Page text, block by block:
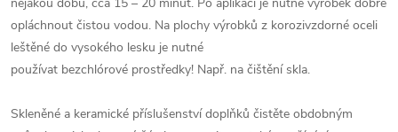
opláchnout čistou vodou. Na plochy výrobků z korozivzdorné oceli
leštěné do vysokého lesku je nutné
používat bezchlórové prostředky! Např. na čištění skla.
Skleněné a keramické příslušenství doplňků čistěte obdobným